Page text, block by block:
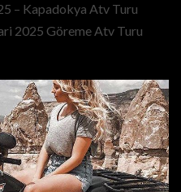
– Kapadokya Atv Turu
2025 Göreme Atv Turu